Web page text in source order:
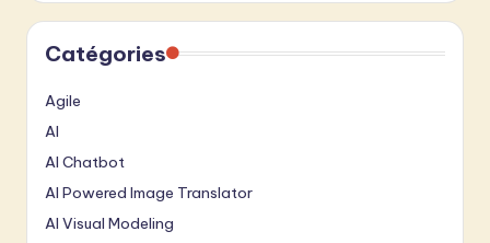
Catégories
Agile
AI
AI Chatbot
AI Powered Image Translator
AI Visual Modeling